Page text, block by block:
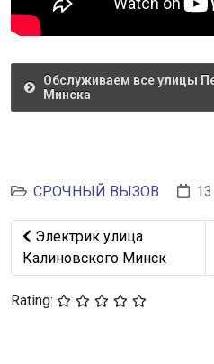
Обслуживаем все улицы
Минска
СРОЧНЫЙ ВЫЗОВ
Предыдущий: Электрик
Электрик улица
Калиновского Минск
Rating: